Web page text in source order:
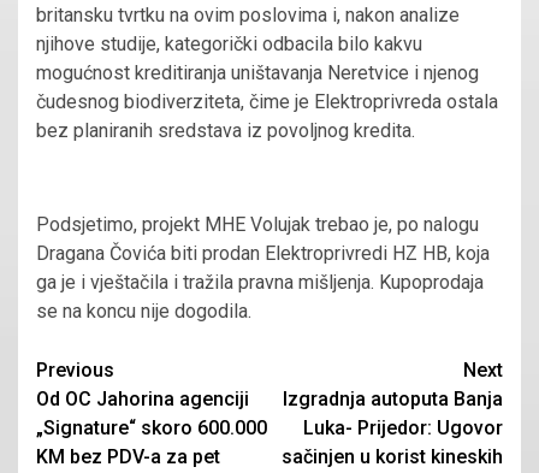
britansku tvrtku na ovim poslovima i, nakon analize
njihove studije, kategorički odbacila bilo kakvu
mogućnost kreditiranja uništavanja Neretvice i njenog
čudesnog biodiverziteta, čime je Elektroprivreda ostala
bez planiranih sredstava iz povoljnog kredita.
Podsjetimo, projekt MHE Volujak trebao je, po nalogu
Dragana Čovića biti prodan Elektroprivredi HZ HB, koja
ga je i vještačila i tražila pravna mišljenja. Kupoprodaja
se na koncu nije dogodila.
Continue
Reading
Previous
Od OC Jahorina agenciji
„Signature“ skoro 600.000
KM bez PDV-a za pet
Next
Izgradnja autoputa Banja
Luka- Prijedor: Ugovor
sačinjen u korist kineskih